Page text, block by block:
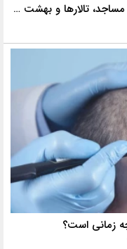
ارسال فوری تاج گل ترحیم به مراسم شما، مساجد، تالارها و بهشت زهرا با خدمات ویژه
زمانی است؟